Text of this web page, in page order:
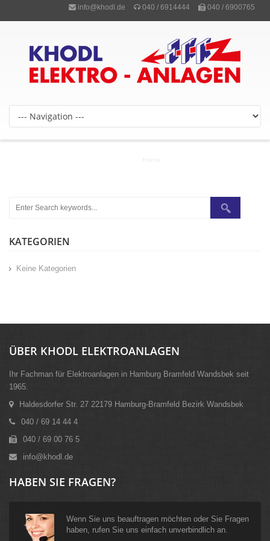
info@khodl.de 040 / 6914444 040 / 6900765
KATEGORIEN
Keine Kategorien
ÜBER KHODL ELEKTROANLAGEN
Ihr Fachman für Elektroanlagen in Hamburg Bramfeld Wandsbek seit
1965.
Haldesdorfer Str. 27 22179 Hamburg-Bramfeld Bezirk Wandsbek
040 / 69 14 44 4
040 / 69 00 76 5
info@khodl.de
HABEN SIE FRAGEN?
Wenn Sie uns beauftragen möchten oder Sie Fragen
haben, rufen Sie uns einfach unverbindlich an.